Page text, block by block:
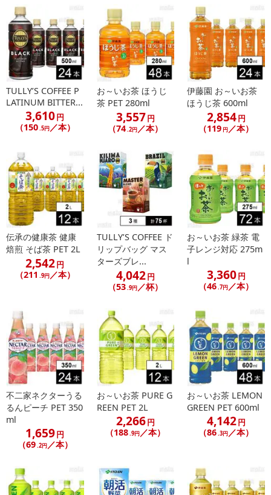
TULLY’S COFFEE P
LATINUM BITTER...
3,610円
（150.5円／本）
お～いお茶 ほうじ
茶 PET 280ml
3,557円
（74.2円／本）
伊藤園 お～いお茶
ほうじ茶 600ml
2,854円
（119 円／本）
伝承の健康茶 健康
焙煎 そば茶 PET 2L
2,542円
（211 .9円／本）
TULLY’S COFFEE ド
リップバッグ マス
ターズブレ...
4,042円
（53.9円／杯）
お～いお茶 緑茶 電
子レンジ対応 275m
l
3,360円
（46.7円／本）
不二家ネクターうる
るんピーチ PET 350
ml
1,659円
（69 .2円／本）
お～いお茶 PURE G
REEN PET 2L
2,266円
（188 .9円 ／本）
お～いお茶 LEMON
GREEN PET 600ml
4,142円
（86 .3円 ／本）